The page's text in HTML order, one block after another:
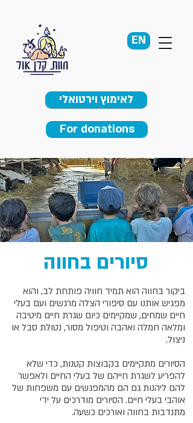
לאימוץ וירטואלי
EN
For donations
סיורים בחווה
ביקור בחווה הוא תמיד חוויה פותחת לב, והוא
מפגיש אותנו עם סיפורי הצלה מרגשים ועם בעלי
חיים שמחים, שמקיימים כיום שגרת חיים מיטיבה
ומלאה חמלה ואהבה וטיפול מסור, נטולת סבל או
ניצול.
הסיורים מתקיימים בקבוצות קטנות, כדי שלא
להפריע לשגרת חייהם של בעלי החיים ולאפשר
להם ליהנות גם הם מהמפגשים עם משפחות של
אוהבי בעלי חיים. הסיורים מודרכים על ידי
מתנדבות בחווה ואורכים כשעה.